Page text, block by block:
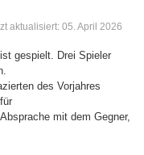
aktualisiert: 05. April 2026
gespielt. Drei Spieler
des Vorjahres
mit dem Gegner,